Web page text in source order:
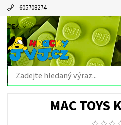
605708274
CZK
MAC TOYS